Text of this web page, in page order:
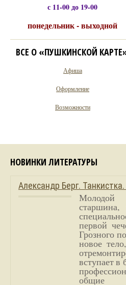
с 11-00 до 19-00
понедельник - выходной
ВСЕ О «ПУШКИНСКОЙ
Афиша
Оформление
Возможности
НОВИНКИ ЛИТЕРАТУРЫ
Александр Берг.
Молодой
старшина,
первой
Грозного
новое
вступает в
общие